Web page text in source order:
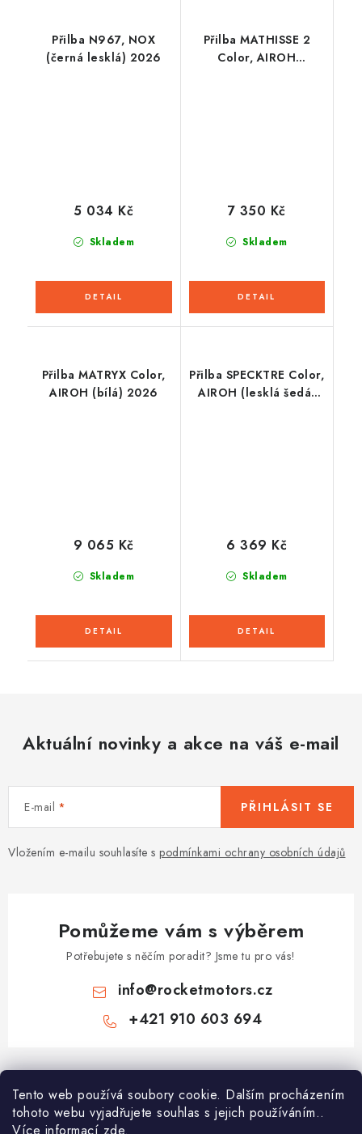
Tento web používá soubory cookie. Dalším procházením
tohoto webu vyjadřujete souhlas s jejich používáním..
Přilba N967, NOX
(černá lesklá) 2026
Skladem
5 034 Kč
Přilba MATHISSE 2
Color, AIROH
Skladem
7 350 Kč
Přilba MATRYX Color,
AIROH (bílá) 2026
Skladem
9 065 Kč
Přilba SPECKTRE Color,
AIROH (lesklá šedá)
Skladem
6 369 Kč
Aktuální novinky a akce na váš e-mail
E-mail
Vložením e-mailu souhlasíte s podmínkami ochrany osobních údajů
PŘIHLÁSIT SE
Pomůžeme vám s výběrem
Potřebujete s něčím poradit? Jsme tu pro vás!
info@rocketmotors.cz
+421 910 603 694
Z
á
Najdete nás